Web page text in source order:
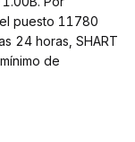
puesto 11780
24 horas, SHART
de